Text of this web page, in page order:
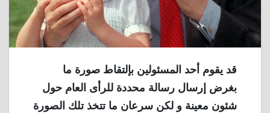
قد يقوم أحد المسئولين بإلتقاط صورة ما
بغرض إرسال رسالة محددة للرأى العام حول
شئون معينة و لكن سرعان ما تتخذ تلك الصورة